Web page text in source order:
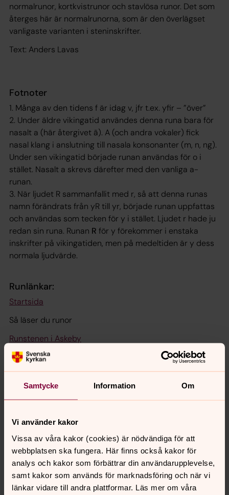
Samtycke Information Om
Vi använder kakor
Vissa av våra kakor (cookies) är nödvändiga för att
webbplatsen ska fungera. Här finns också kakor för
analys och kakor som förbättrar din användarupplevelse,
samt kakor som används för marknadsföring och när vi
länkar vidare till andra plattformar. Läs mer om våra
normalrunor, kortkvistrunor och stavlösa runor. Det som
återges här är normalrunorna, som är den överlägset
vanligaste varianten i steninskrifter.
Text: Anders Lavas
Fotnoter
1. Många av den tidens f är idag v, jfr t.ex. yfir – ”över”
2. Under äldre vikingatid användes denna runa bara för
nasalt a (här återgivet ã). A (och andra vokaler) fick
nasal klang i anslutning till nasala konsonanter (m, n, ng).
Under sen vikingatid började runan användas för o i
stället. Nasalt a skrevs därefter med den vanliga a-
runan.
3. När ljudet R sammanfallit med r, så att denna runas
namn förändrats från yR till yr, började runan uppfattas
och användas som tecken för y i stället. Ljudet r hade ju
redan sin runa. Runan R för y förekommer i enstaka
inskrifter på vikingatiden, men på medeltiden är y dess
normala ljudvärde.
Runlänkar:
Startsida
Så läser du runor
Runstenen i Askeby
Runstenen i Gistad
Runstenen i Lillkyrka
Runstenen i Rystad
Runstenen i Östra Harg
Runinskriften i Östra Skrukeby